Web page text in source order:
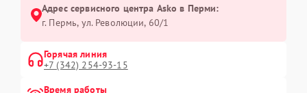
Адрес сервисного центра Asko в Перми:
г. Пермь, ул. ​Революции, 60/1
Горячая линия
+7 (342) 254-93-15
Время работы